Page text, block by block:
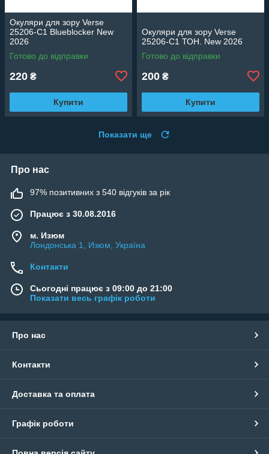
Окуляри для зору Verse
25206-C1 Blueblocker New
2026
Готово до відправки
220 ₴
Купити
Окуляри для зору Verse
25206-C1 ТОН. New 2026
Готово до відправки
200 ₴
Купити
Показати ще
Про нас
97% позитивних з 540 відгуків за рік
Працює з 30.08.2016
м. Изюм
Лондонська 1, Изюм, Україна
Контакти
Сьогодні працює з 09:00 до 21:00
Показати весь графік роботи
Про нас
Контакти
Доставка та оплата
Графік роботи